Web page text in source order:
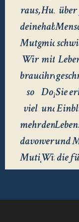
raus,
deine
Wir
brauchen
so
viel
mehr
davon.
Mutige
Figuren
Huxley
haben
mich
mit
ihrer
und
dem
Witz
Sie
und
die